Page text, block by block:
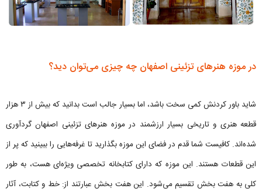
در موزه هنرهای تزئینی اصفهان چه چیزی می‌توان دید؟
شاید باور کردنش کمی سخت باشد، اما بسیار جالب است بدانید که بیش از ۳ هزار
قطعه هنری و تاریخی بسیار ارزشمند در موزه هنرهای تزئینی اصفهان گردآوری
شده‌اند. کافیست شما قدم در فضای این موزه بگذارید تا غرفه‌هایی را ببینید که پر از
این قطعات هستند. این موزه که دارای کتابخانه تخصصی ویژه‌ای هست، به طور
کلی به هفت بخش تقسیم می‌شود. این هفت بخش عبارتند از: خط و کتابت، آثار